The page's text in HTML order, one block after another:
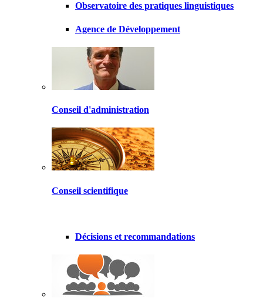
Observatoire des pratiques linguistiques
Agence de Développement
Conseil d'administration
Conseil scientifique
Décisions et recommandations